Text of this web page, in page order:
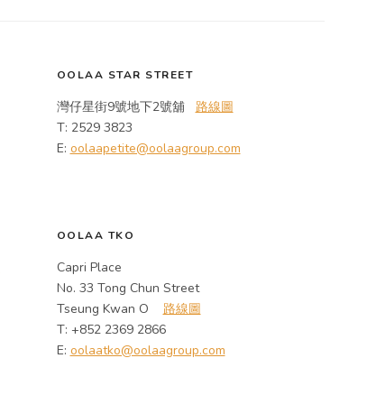
OOLAA STAR STREET
灣仔星街9號地下2號舖
路線圖
T: 2529 3823
E: oolaapetite@oolaagroup.com
OOLAA TKO
Capri Place
No. 33 Tong Chun Street
Tseung Kwan O
路線圖
T: +852 2369 2866
E: oolaatko@oolaagroup.com